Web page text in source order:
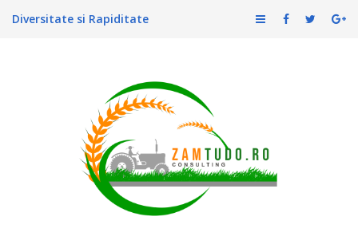
Diversitate si Rapiditate